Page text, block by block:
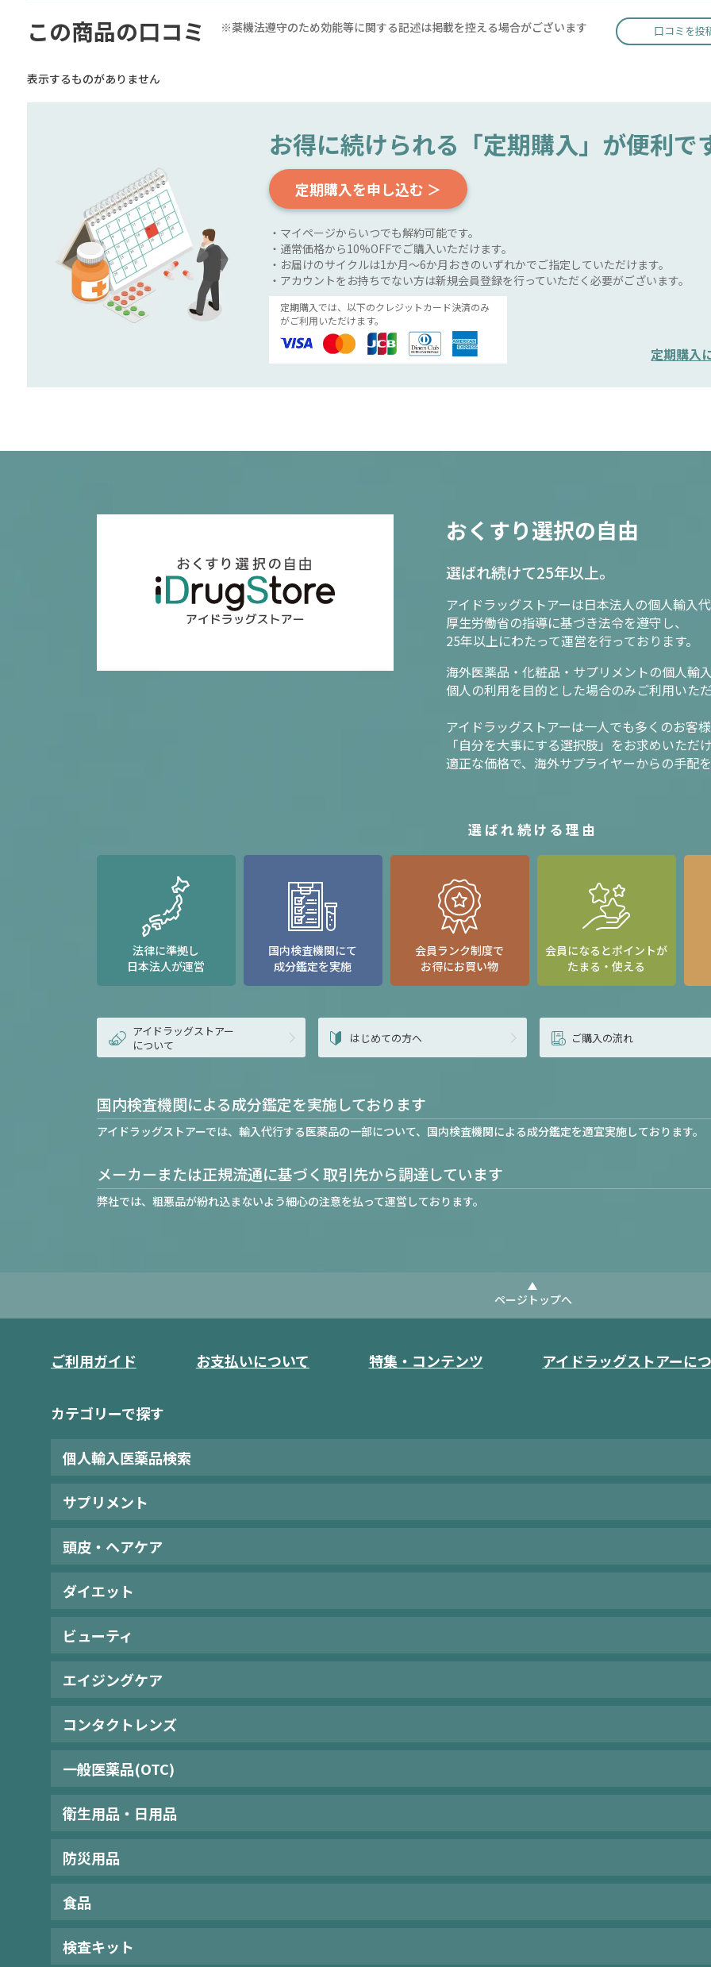
この商品の口コミ ※薬機法遵守のため効能等に関する記述は掲載を控える場合がございます 口コミを投
表示するものがありません
お得に続けられる 「定期購入」が便利で
定期購入を申し込む ＞
・マイページからいつでも解約可能です。
・通常価格から10%OFFでご購入いただけます。
・お届けのサイクルは1か月～6か月おきのいずれかでご指定していただけます。
・アカウントをお持ちでない方は新規会員登録を行っていただく必要がございます。
定期購入では、以下のクレジットカード決済のみ
がご利用いただけます。
定期購入
おくすり選択の自由
選ばれ続けて25年以上。
アイドラッグストアーは日本法人の個人輸入
厚生労働省の指導に基づき法令を遵守し、
25年以上にわたって運営を行っております。
海外医薬品・化粧品・サプリメントの個人輸
個人の利用を目的とした場合のみご利用いた
アイドラッグストアーは一人でも多くのお客
「自分を大事にする選択肢」をお求めいただ
適正な価格で、海外サプライヤーからの手配
選ばれ続ける理由
法律に準拠し
日本法人が運営
国内検査機関にて
成分鑑定を実施
会員ランク制度で
お得にお買い物
会員になるとポイントが
たまる・使える
アイドラッグストアー
について
はじめての方へ ご購入の流れ
国内検査機関による成分鑑定を実施しております
アイドラッグストアーでは、輸入代行する医薬品の一部について、国内検査機関による成分鑑定を適宜実施しております。
メーカーまたは正規流通に基づく取引先から調達しています
弊社では、粗悪品が紛れ込まないよう細心の注意を払って運営しております。
ページトップへ
ご利用ガイド お支払いについて 特集・コンテンツ アイドラッグストアーに
カテゴリーで探す
個人輸入医薬品検索
サプリメント
頭皮・ヘアケア
ダイエット
ビューティ
エイジングケア
コンタクトレンズ
一般医薬品(OTC)
衛生用品・日用品
防災用品
食品
検査キット